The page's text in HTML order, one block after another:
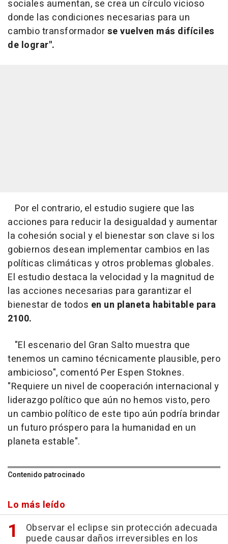
sociales aumentan, se crea un círculo vicioso
donde las condiciones necesarias para un
cambio transformadorse vuelven más difíciles
de lograr".
Por el contrario, el estudio sugiere que las
acciones para reducir la desigualdad y aumentar
la cohesión social y el bienestar son clave si los
gobiernos desean implementar cambios en las
políticas climáticas y otros problemas globales.
El estudio destaca la velocidad y la magnitud de
las acciones necesarias para garantizar el
bienestar de todos en un planeta habitable para
2100.
"El escenario del Gran Salto muestra que
tenemos un camino técnicamente plausible, pero
ambicioso", comentó Per Espen Stoknes.
"Requiere un nivel de cooperación internacional y
liderazgo político que aún no hemos visto, pero
un cambio político de este tipo aún podría brindar
un futuro próspero para la humanidad en un
planeta estable".
Contenido patrocinado
Lo más leído
Observar el eclipse sin protección adecuada
puede causar daños irreversibles en los